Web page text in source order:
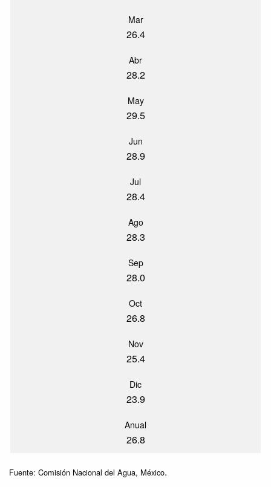
Mar
26.4
Abr
28.2
May
29.5
Jun
28.9
Jul
28.4
Ago
28.3
Sep
28.0
Oct
26.8
Nov
25.4
Dic
23.9
Anual
26.8
Fuente: Comisión Nacional del Agua, México.